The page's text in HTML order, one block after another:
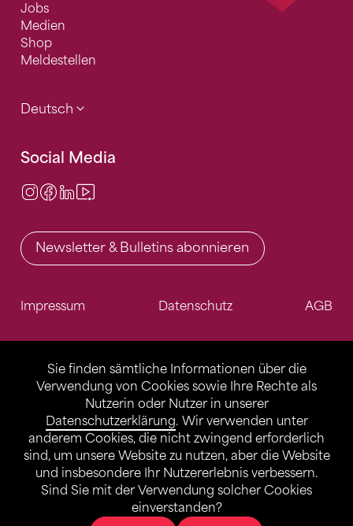
Sie finden sämtliche Informationen über die
Verwendung von Cookies sowie Ihre Rechte als
Nutzerin oder Nutzer in unserer
Datenschutzerklärung. Wir verwenden unter
anderem Cookies, die nicht zwingend erforderlich
sind, um unsere Website zu nutzen, aber die Website
und insbesondere Ihr Nutzererlebnis verbessern.
Sind Sie mit der Verwendung solcher Cookies
einverstanden?
Jobs
Medien
Shop
Meldestellen
Deutsch
Social Media
Instagram
Facebook
LinkedIn
Newsletter & Bulletins abonnieren
Impressum Datenschutz AGB